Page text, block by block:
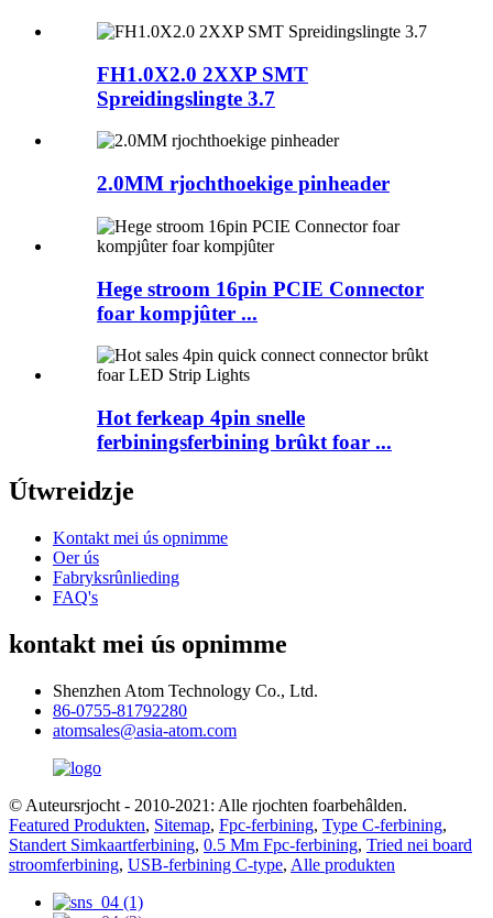
FH1.0X2.0 2XXP SMT
Spreidingslingte 3.7
2.0MM rjochthoekige pinheader
Hege stroom 16pin PCIE Connector
foar kompjûter ...
Hot ferkeap 4pin snelle
ferbiningsferbining brûkt foar ...
Útwreidzje
Kontakt mei ús opnimme
Oer ús
Fabryksrûnlieding
FAQ's
kontakt mei ús opnimme
Shenzhen Atom Technology Co., Ltd.
86-0755-81792280
atomsales@asia-atom.com
© Auteursrjocht - 2010-2021: Alle rjochten foarbehâlden.
Featured Produkten, Sitemap, Fpc-ferbining, Type C-ferbining,
Standert Simkaartferbining, 0.5 Mm Fpc-ferbining, Tried nei board
stroomferbining, USB-ferbining C-type, Alle produkten